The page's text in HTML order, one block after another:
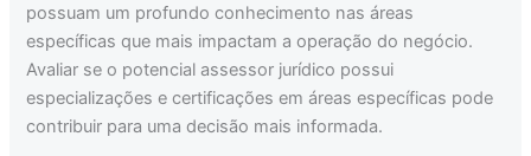
possuam um profundo conhecimento nas áreas
específicas que mais impactam a operação do negócio.
Avaliar se o potencial assessor jurídico possui
especializações e certificações em áreas específicas pode
contribuir para uma decisão mais informada.